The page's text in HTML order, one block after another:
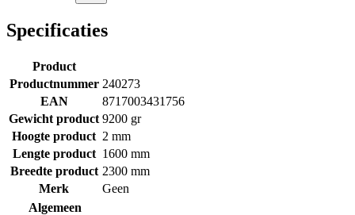
Specificaties
Product
Productnummer 240273
EAN
8717003431756
Gewicht product 9200 gr
Hoogte product 2 mm
Lengte product 1600 mm
Breedte product 2300 mm
Merk
Geen
Algemeen